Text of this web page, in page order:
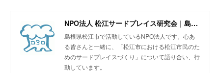
NPO法人 松江サードプレイス研究会｜島根県松江市
島根県松江市で活動しているNPO法人です。心あ
る皆さんと一緒に、「松江市における松江市民のた
めのサードプレイスづくり」について語り合い、行
動しています。